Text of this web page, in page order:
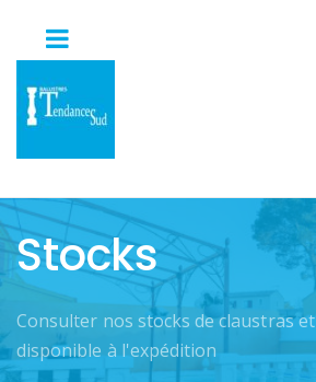
Stocks
Consulter nos stocks de claustras
disponible à l'expédition